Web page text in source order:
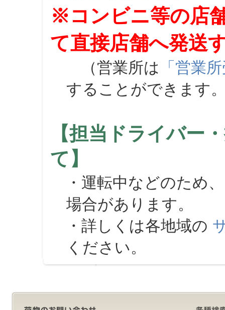
※コンビニ等の店
て直接店舗へ発送
（営業所は 「営業
することができます
【担当ドライバー
て】
・運転中などのため
場合があります。
・詳しくは各地域の
ください。